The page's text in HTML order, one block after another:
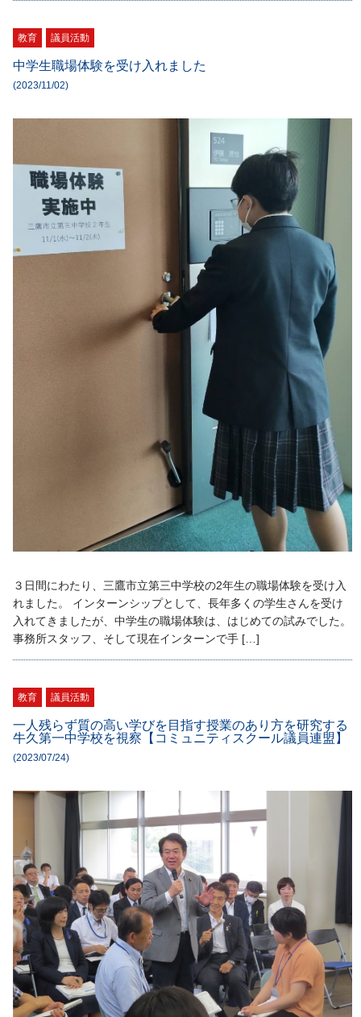
教育 議員活動
中学生職場体験を受け入れました
(2023/11/02)
３日間にわたり、三鷹市立第三中学校の2年生の職場体験を受け入
れました。 インターンシップとして、長年多くの学生さんを受け
入れてきましたが、中学生の職場体験は、はじめての試みでした。
事務所スタッフ、そして現在インターンで手 […]
教育 議員活動
一人残らず質の高い学びを目指す授業のあり方を研究する
牛久第一中学校を視察【コミュニティスクール議員連盟】
(2023/07/24)